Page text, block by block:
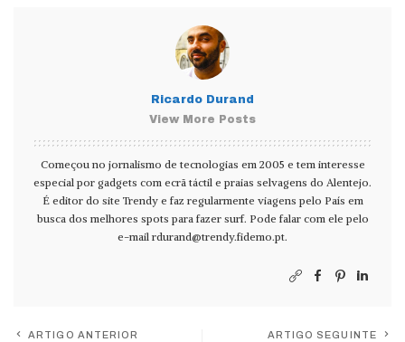
Ricardo Durand
View More Posts
Começou no jornalismo de tecnologias em 2005 e tem interesse
especial por gadgets com ecrã táctil e praias selvagens do Alentejo.
É editor do site Trendy e faz regularmente viagens pelo País em
busca dos melhores spots para fazer surf. Pode falar com ele pelo
e-mail rdurand@trendy.fidemo.pt.
ARTIGO ANTERIOR ARTIGO SEGUINTE